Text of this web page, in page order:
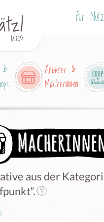
Für
&
Anbieter &
Macherinnen
aus der